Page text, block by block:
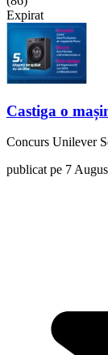
Expirat
Castiga o
Concurs Unilever
publicat pe 7